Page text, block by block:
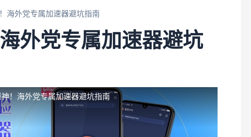
海外党专属加速器避坑指南
外党专属加速器避坑
！海外党专属加速器避坑指南